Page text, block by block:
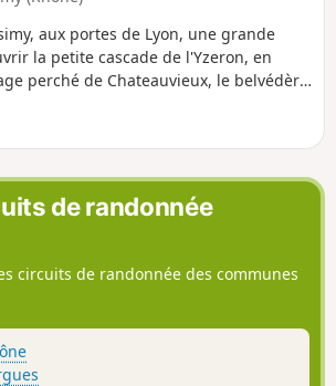
aux portes de Lyon, une grande
la petite cascade de l'Yzeron, en
perché de Chateauvieux, le belvédère
longtemps. Vérifiez les avis et
de l'application Visorando
de randonnée
circuits de randonnée des communes